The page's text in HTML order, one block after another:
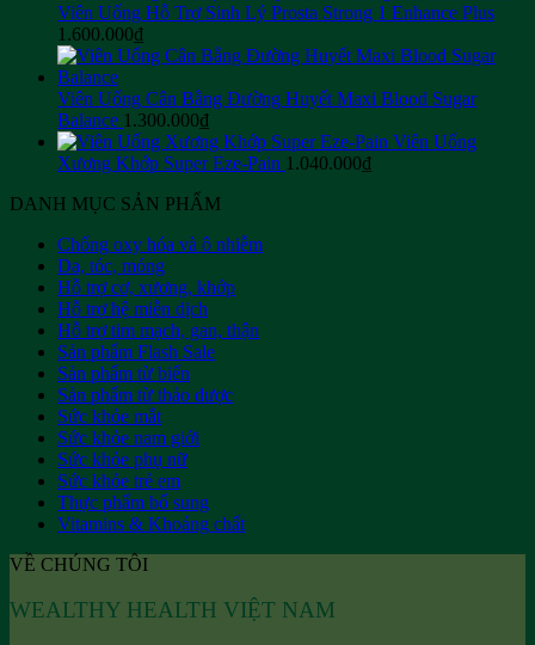
Viên Uống Hỗ Trợ Sinh Lý Prosta Strong 1 Enhance Plus
1.600.000₫
Viên Uống Cân Bằng Đường Huyết Maxi Blood Sugar
Balance 1.300.000₫
Viên Uống
Xương Khớp Super Eze-Pain 1.040.000₫
DANH MỤC SẢN PHẨM
Chống oxy hóa và ô nhiễm
Da, tóc, móng
Hỗ trợ cơ, xương, khớp
Hỗ trợ hệ miễn dịch
Hỗ trợ tim mạch, gan, thận
Sản phẩm Flash Sale
Sản phẩm từ biển
Sản phẩm từ thảo dược
Sức khỏe mắt
Sức khỏe nam giới
Sức khỏe phụ nữ
Sức khỏe trẻ em
Thực phẩm bổ sung
Vitamins & Khoáng chất
VỀ CHÚNG TÔI
WEALTHY HEALTH VIỆT NAM